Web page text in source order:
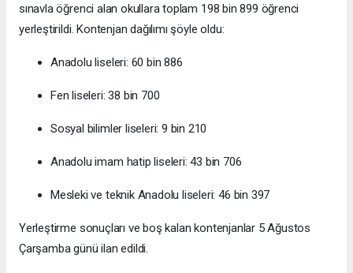
sınavla öğrenci alan okullara toplam 198 bin 899 öğrenci
yerleştirildi. Kontenjan dağılımı şöyle oldu:
Anadolu liseleri: 60 bin 886
Fen liseleri: 38 bin 700
Sosyal bilimler liseleri: 9 bin 210
Anadolu imam hatip liseleri: 43 bin 706
Mesleki ve teknik Anadolu liseleri: 46 bin 397
Yerleştirme sonuçları ve boş kalan kontenjanlar 5 Ağustos
Çarşamba günü ilan edildi.